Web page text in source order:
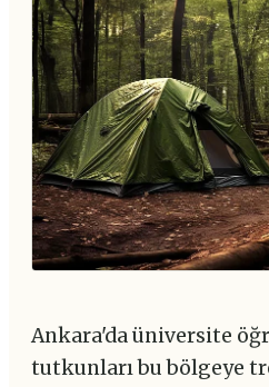
Ankara'da üniversite
tutkunları bu bölgeye